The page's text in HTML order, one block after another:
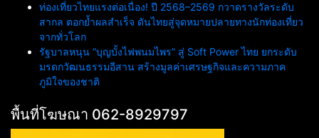
ท่องเที่ยวไทยแรงต่อเนื่อง! ปี 2568–2569 กวาดรางวัลระดับ
สากล ตอกย้ำผลสำเร็จ ดันไทยสู่จุดหมายปลายทางนักท่องเที่ยว
จากทั่วโลก
รัฐบาลหนุน “บุญบั้งไฟพนมไพร” สู่ Soft Power ไทย ยกระดับ
มรดกวัฒนธรรมอีสาน สร้างมูลค่าเศรษฐกิจและความภาค
ภูมิใจของชาติ
พื้นที่โฆษณา 062-8929797